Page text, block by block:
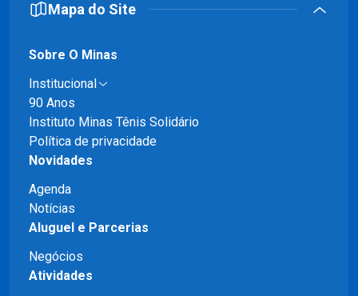
Mapa do Site
Sobre O Minas
Institucional
90 Anos
Instituto Minas Tênis Solidário
Política de privacidade
Novidades
Agenda
Notícias
Aluguel e Parcerias
Negócios
Atividades